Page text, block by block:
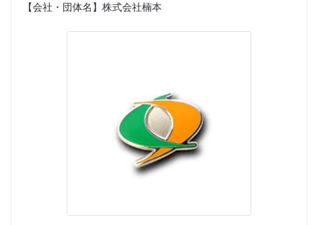
【会社・団体名】株式会社楠本